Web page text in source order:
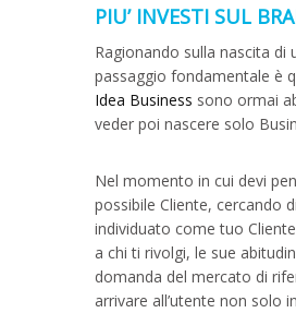
PIU’ INVESTI SUL
Ragionando sulla nascita
passaggio fondamentale è
Idea Business sono ormai
veder poi nascere solo
Nel momento in cui devi
possibile Cliente, cercando
individuato come tuo
a chi ti rivolgi, le sue
domanda del mercato di
arrivare all’utente non solo